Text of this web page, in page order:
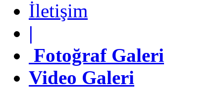
İletişim
Fotoğraf Galeri
Video Galeri
İletişim
|
Fotoğraf Galeri
Video Galeri